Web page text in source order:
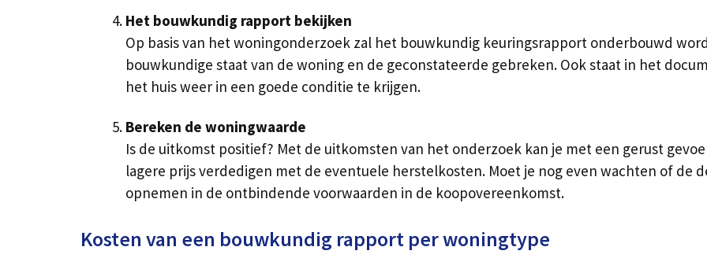
Het bouwkundig rapport bekijken
Op basis van het woningonderzoek zal het bouwkundig keuringsrapport onderbouwd
bouwkundige staat van de woning en de geconstateerde gebreken. Ook staat in het
het huis weer in een goede conditie te krijgen.
Bereken de woningwaarde
Is de uitkomst positief? Met de uitkomsten van het onderzoek kan je met een gerust
lagere prijs verdedigen met de eventuele herstelkosten. Moet je nog even wachten of de
opnemen in de ontbindende voorwaarden in de koopovereenkomst.
Kosten van een bouwkundig rapport per woningtype